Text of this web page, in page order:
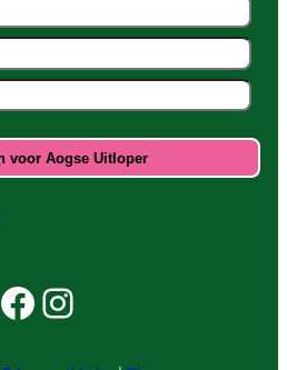
Facebook Beleef Princenhage
Instagram Beleef Princenhage